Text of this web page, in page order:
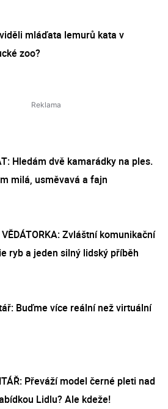
mláďata lemurů kata v
zoo?
Hledám dvě kamarádky na ples.
milá, usměvavá a fajn
VĚDÁTORKA: Zvláštní komunikační
ryb a jeden silný lidský příběh
Buďme více reální než virtuální
Převáží model černé pleti nad
Lidlu? Ale kdeže!